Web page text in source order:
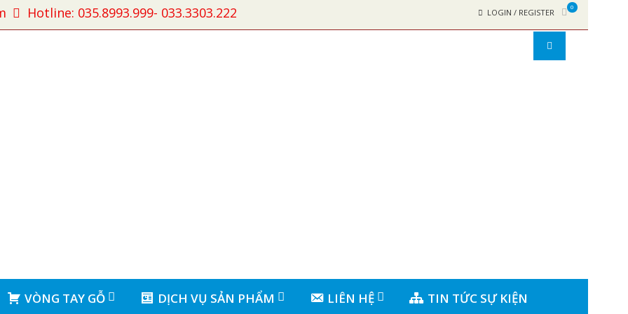
Hotline: 035.8993.999- 033.3303.222 LOGIN / REGISTER
0
VÒNG TAY GỖ DỊCH VỤ SẢN PHẨM LIÊN HỆ TIN TỨC SỰ KIỆN